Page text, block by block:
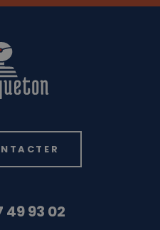
49 93 02